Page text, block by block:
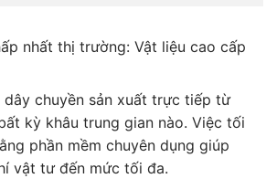
nhất thị trường: Vật liệu cao cấp
dây chuyền sản xuất trực tiếp từ
kỳ khâu trung gian nào. Việc tối
phần mềm chuyên dụng giúp
vật tư đến mức tối đa.